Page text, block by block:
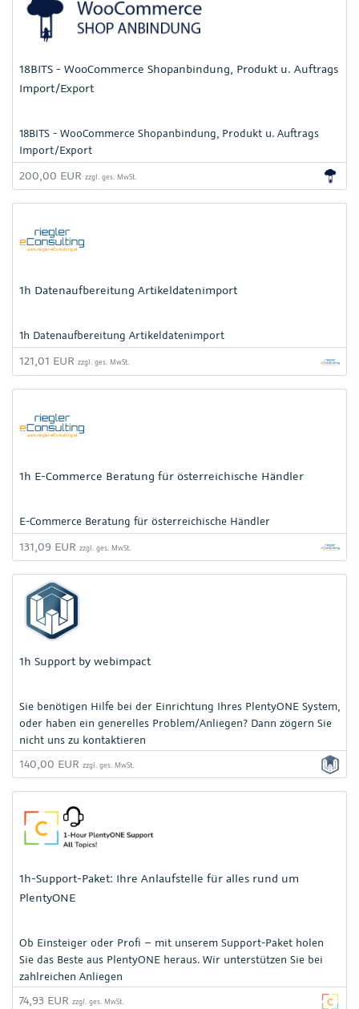
18BITS - WooCommerce Shopanbindung, Produkt u. Auftrags
Import/Export
18BITS - WooCommerce Shopanbindung, Produkt u. Auftrags
Import/Export
200,00 EUR zzgl. ges. MwSt.
1h Datenaufbereitung Artikeldatenimport
1h Datenaufbereitung Artikeldatenimport
121,01 EUR zzgl. ges. MwSt.
1h E-Commerce Beratung für österreichische Händler
E-Commerce Beratung für österreichische Händler
131,09 EUR zzgl. ges. MwSt.
1h Support by webimpact
Sie benötigen Hilfe bei der Einrichtung Ihres PlentyONE System,
oder haben ein generelles Problem/Anliegen? Dann zögern Sie
nicht uns zu kontaktieren
140,00 EUR zzgl. ges. MwSt.
1h-Support-Paket: Ihre Anlaufstelle für alles rund um
PlentyONE
Ob Einsteiger oder Profi – mit unserem Support-Paket holen
Sie das Beste aus PlentyONE heraus. Wir unterstützen Sie bei
zahlreichen Anliegen
74,93 EUR zzgl. ges. MwSt.